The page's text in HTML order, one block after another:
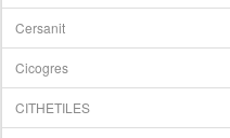
Cersanit
Cicogres
CITHETILES